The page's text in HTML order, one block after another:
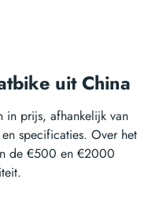
uit China
in prijs, afhankelijk van
specificaties. Over het
de €500 en €2000